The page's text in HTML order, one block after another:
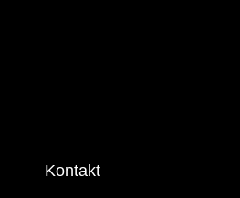
Kontakt